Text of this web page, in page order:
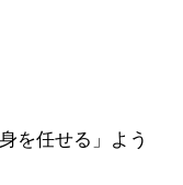
を任せる」よう